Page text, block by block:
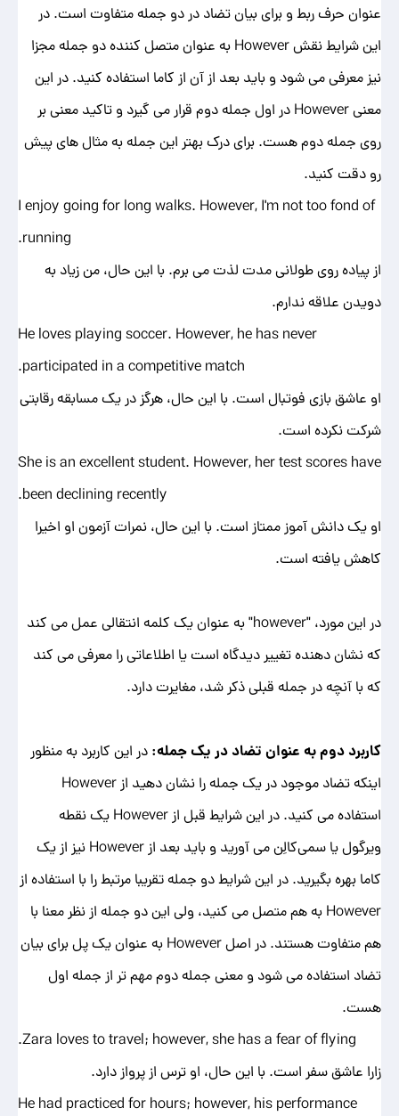
عنوان حرف ربط و برای بیان تضاد در دو جمله متفاوت است. در
این شرایط نقش However به عنوان متصل کننده دو جمله مجزا
نیز معرفی می شود و باید بعد از آن از کاما استفاده کنید. در این
معنی However در اول جمله دوم قرار می گیرد و تاکید معنی بر
روی جمله دوم هست. برای درک بهتر این جمله به مثال های پیش
رو دقت کنید.
I enjoy going for long walks. However, I'm not too fond of
running.
از پیاده روی طولانی مدت لذت می برم. با این حال، من زیاد به
دویدن علاقه ندارم.
He loves playing soccer. However, he has never
participated in a competitive match.
او عاشق بازی فوتبال است. با این حال، هرگز در یک مسابقه رقابتی
شرکت نکرده است.
She is an excellent student. However, her test scores have
been declining recently.
او یک دانش آموز ممتاز است. با این حال، نمرات آزمون او اخیرا
کاهش یافته است.
در این مورد، "however" به عنوان یک کلمه انتقالی عمل می کند
که نشان دهنده تغییر دیدگاه است یا اطلاعاتی را معرفی می کند
که با آنچه در جمله قبلی ذکر شد، مغایرت دارد.
کاربرد دوم به عنوان تضاد در یک جمله:در این کاربرد به منظور
اینکه تضاد موجود در یک جمله را نشان دهید از However
استفاده می کنید. در این شرایط قبل از However یک نقطه
‌ویرگول یا سمی‌کالِن می آورید و باید بعد از However نیز از یک
کاما بهره بگیرید. در این شرایط دو جمله تقریبا مرتبط را با استفاده از
However به هم متصل می کنید، ولی این دو جمله از نظر معنا با
هم متفاوت هستند. در اصل However به عنوان یک پل برای بیان
تضاد استفاده می شود و معنی جمله دوم مهم تر از جمله اول
هست.
Zara loves to travel; however, she has a fear of flying.
زارا عاشق سفر است. با این حال، او ترس از پرواز دارد.
He had practiced for hours; however, his performance